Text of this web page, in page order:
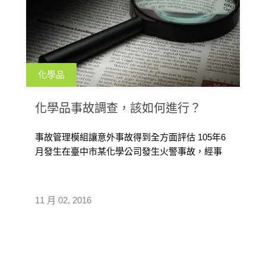
化學品
化學品事故調查，該如何進行？
11 月 02, 2016
事故管理模組讓意外事故得到全方面評估 105年6
月發生在臺中市某化學公司發生火警事故，經事